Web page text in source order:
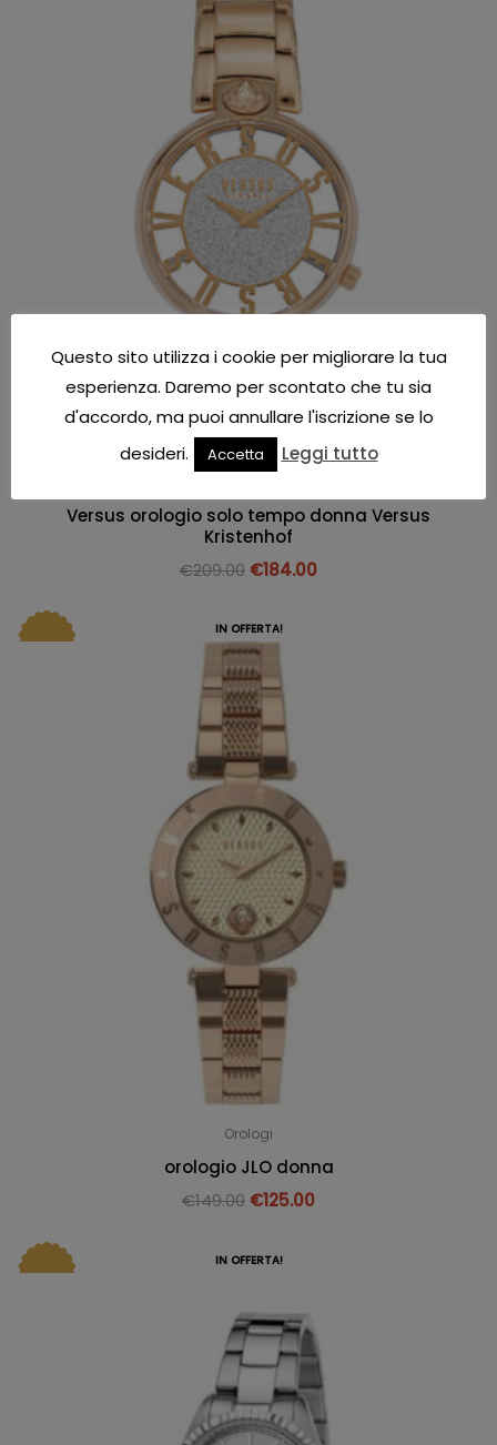
Versus orologio solo tempo donna Versus
Kristenhof
€209.00 €184.00
IN OFFERTA!
Orologi
orologio JLO donna
€149.00 €125.00
IN OFFERTA!
Questo sito utilizza i cookie per migliorare la tua
esperienza. Daremo per scontato che tu sia
d'accordo, ma puoi annullare l'iscrizione se lo
desideri.
Accetta Leggi tutto